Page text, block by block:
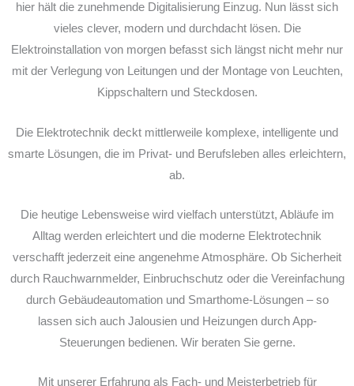
hier hält die zunehmende Digitalisierung Einzug. Nun lässt sich
vieles clever, modern und durchdacht lösen. Die
Elektroinstallation von morgen befasst sich längst nicht mehr nur
mit der Verlegung von Leitungen und der Montage von Leuchten,
Kippschaltern und Steckdosen.
Die Elektrotechnik deckt mittlerweile komplexe, intelligente und
smarte Lösungen, die im Privat- und Berufsleben alles erleichtern,
ab.
Die heutige Lebensweise wird vielfach unterstützt, Abläufe im
Alltag werden erleichtert und die moderne Elektrotechnik
verschafft jederzeit eine angenehme Atmosphäre. Ob Sicherheit
durch Rauchwarnmelder, Einbruchschutz oder die Vereinfachung
durch Gebäudeautomation und Smarthome-Lösungen – so
lassen sich auch Jalousien und Heizungen durch App-
Steuerungen bedienen. Wir beraten Sie gerne.
Mit unserer Erfahrung als Fach- und Meisterbetrieb für